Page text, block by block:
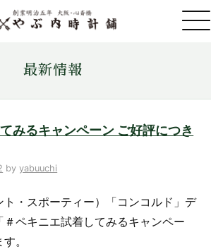
ン売買
最新情報
みるキャンペーン ご好評につき
byyabuuchi
ト・スポーティー）「コンコルド」デ
＃ペキニエ試着してみるキャンペー
。